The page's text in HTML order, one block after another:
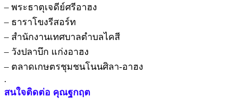
– พระธาตุเจดีย์ศรีอาฮง
– ธาราโขงรีสอร์ท
– สำนักงานเทศบาลตำบลไคสี
– วังปลาบึก แก่งอาฮง
– ตลาดเกษตรชุมชนโนนศิลา-อาฮง
.
สนใจติดต่อ คุณฐกฤต